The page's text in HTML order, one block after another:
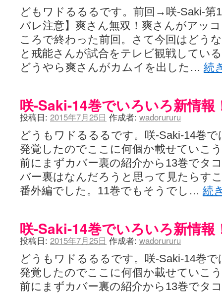
どもワドるるるです。前回→咲-Saki-第
バレ注意】爽さん無双！爽さんがアッ
ころで終わった前回。さて今回はどう
と戒能さんが試合をテレビ観戦してい
どうやら爽さんがカムイを出した… 続
咲-Saki-14巻でいろいろ新情報
投稿日: 2015年7月25日 作成者: wadorururu
どうもワドるるるです。咲-Saki-14巻
発覚したのでここに何個か載せていこ
前にまずカバー裏の紹介から13巻でタ
バー裏はなんだろうと思って見たらす
番外編でした。11巻でもそうでし… 続
咲-Saki-14巻でいろいろ新情報
投稿日: 2015年7月25日 作成者: wadorururu
どうもワドるるるです。咲-Saki-14巻
発覚したのでここに何個か載せていこ
前にまずカバー裏の紹介から13巻でタ